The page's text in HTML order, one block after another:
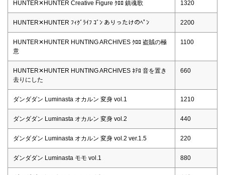
HUNTER✕HUNTER Creative Figure ｸﾛﾛ 鎮魂歌 1320
HUNTER✕HUNTER ﾌｨｸﾞﾗｲﾌ ｺﾞﾝ ありったけのﾍﾟﾝ 2200
HUNTER✕HUNTER HUNTING ARCHIVES ｸﾛﾛ 盗賊の極
意
1100
HUNTER✕HUNTER HUNTING ARCHIVES ﾈﾃﾛ 音を置き
去りにした
660
ダンダダン Luminasta オカルン 変身 vol.1 1210
ダンダダン Luminasta オカルン 変身 vol.2 440
ダンダダン Luminasta オカルン 変身 vol.2 ver.1.5 220
ダンダダン Luminasta モモ vol.1 880